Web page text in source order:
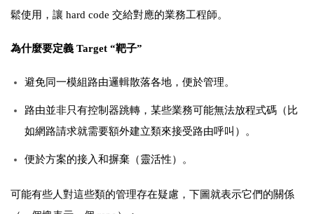
鬆使用，讓 hard code 交給對應的業務工程師。
為什麼要定義 Target “靶子”
避免同一模組路由邏輯散落各地，便於管理。
路由並非只有控制器跳轉，某些業務可能無法放程式碼（比
如網路請求就需要額外建立類來接受路由呼叫）。
便於方案的接入和摒棄（靈活性）。
可能有些人對這些類的管理存在疑慮，下圖就表示它們的關係